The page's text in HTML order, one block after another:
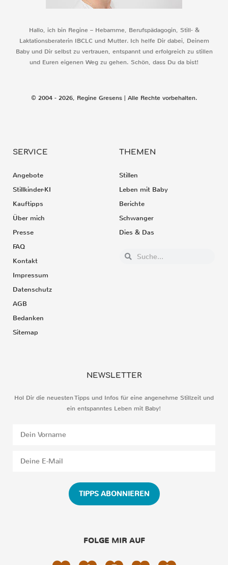
Hallo, ich bin Regine – Hebamme, Berufspädagogin, Still- &
Laktationsberaterin IBCLC und Mutter. Ich helfe Dir dabei, Deinem
Baby und Dir selbst zu vertrauen, entspannt und erfolgreich zu stillen
und Euren eigenen Weg zu gehen. Schön, dass Du da bist!
© 2004 - 2026, Regine Gresens | Alle Rechte vorbehalten.
SERVICE
Angebote
Stillkinder-KI
Kauftipps
Über mich
Presse
FAQ
Kontakt
Impressum
Datenschutz
AGB
Bedanken
Sitemap
THEMEN
Stillen
Leben mit Baby
Berichte
Schwanger
Dies & Das
NEWSLETTER
Hol Dir die neuesten Tipps und Infos für eine angenehme Stillzeit und
ein entspanntes Leben mit Baby!
TIPPS ABONNIEREN
FOLGE MIR AUF